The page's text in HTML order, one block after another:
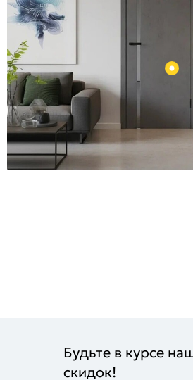
Будьте в курсе
скидок!